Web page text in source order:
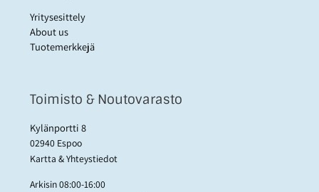
Yritysesittely
About us
Tuotemerkkejä
Toimisto & Noutovarasto
Kylänportti 8
02940 Espoo
Kartta & Yhteystiedot
Arkisin 08:00-16:00